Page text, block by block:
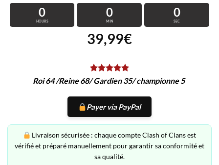
0
HOURS
0
MIN
0
SEC
39,99€
Roi 64 /Reine 68/ Gardien 35/ championne 5
Payer via PayPal
Livraison sécurisée : chaque compte Clash of Clans est
vérifié et préparé manuellement pour garantir sa conformité et
sa qualité.